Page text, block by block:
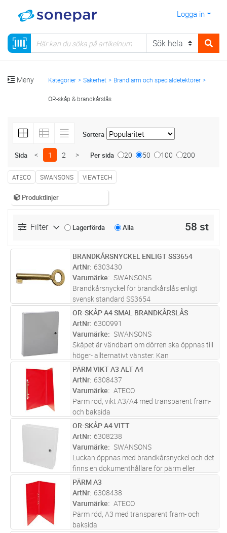
Logga in
Meny Kategorier Säkerhet Brandlarm och specialdetektorer
OR-skåp & brandkårslås
Sortera
Sida < 1 2 > Per sida 20 50 100 200
ATECO SWANSONS VIEWTECH
Produktlinjer
Filter Lagerförda Alla 58 st
ST Lägg i kundvagn
BRANDKÅRSNYCKEL ENLIGT SS3654
ArtNr 6303430
Varumärke
SWANSONS
Brandkårsnyckel för brandkårslås enligt
svensk standard SS3654
ST Lägg i kundvagn
OR-SKÅP A4 SMAL BRANDKÅRSLÅS
ArtNr 6300991
Varumärke
SWANSONS
Skåpet är vändbart om dörren ska öppnas till
höger- allternativt vänster. Kan
sabotageskyddas , förberett hål finns för
sabotagekontakt på bakstycket.
ST Lägg i kundvagn
PÄRM VIKT A3 ALT A4
ArtNr 6308437
Varumärke
ATECO
Pärm röd, vikt A3/A4 med transparent fram-
och baksida
ST Lägg i kundvagn
OR-SKÅP A4 VITT
ArtNr 6308238
Varumärke
SWANSONS
Luckan öppnas med brandkårsnyckel och det
finns en dokumenthållare för pärm eller
liknande.
ST Lägg i kundvagn
PÄRM A3
ArtNr 6308438
Varumärke
ATECO
Pärm röd, A3 med transparent fram- och
baksida